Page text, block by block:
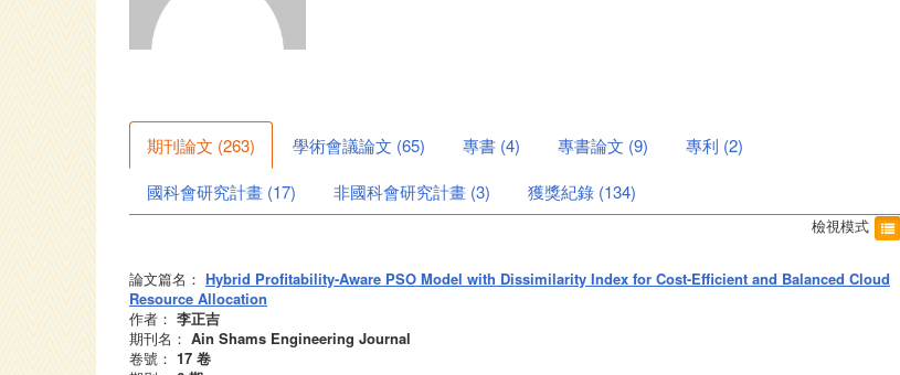
期刊論文 (263) 學術會議論文 (65) 專書 (4) 專書論文 (9) 專利 (2)
國科會研究計畫 (17) 非國科會研究計畫 (3) 獲獎紀錄 (134)
檢視模式
論文篇名： Hybrid Profitability-Aware PSO Model with Dissimilarity Index for Cost-Efficient and Balanced Cloud
Resource Allocation
作者： 李正吉
期刊名： Ain Shams Engineering Journal
卷號： 17 卷